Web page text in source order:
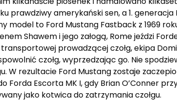
prawdziwy amerykański sen, a 1.
model to Ford Mustang Fastback z 1969
Shawem i jego załogą, Rome jeździ
transportowej prowadzącej czołg, ekipa
czołg, wyprzedzając go. Nie
W rezultacie Ford Mustang zostaje
Forda Escorta MK I, gdy Brian O’Conner
jako kotwica do zatrzymania czołgu.